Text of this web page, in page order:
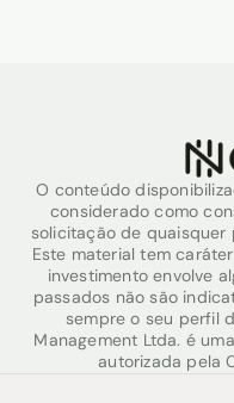
O conteúdo
considerado como
solicitação de quaisquer
Este material tem
investimento envolve
passados não são
sempre o seu perfil
Management Ltda. é
autorizada pela